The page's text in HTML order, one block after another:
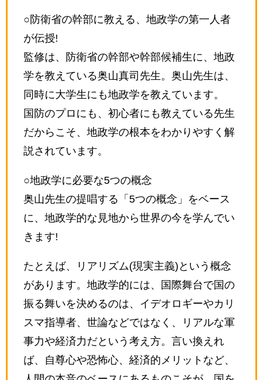
○防衛省の幹部に教える、地政学の第一人者
が伝授!
監修は、防衛省の幹部や幹部候補生に、地政
学を教えている奥山真司先生。奥山先生は、
同時に大学生にも地政学を教えています。
国防のプロにも、初心者にも教えている先生
だからこそ、地政学の根本をわかりやすく解
説されています。
○地政学に必要な5つの概念
奥山先生の提唱する「5つの概念」をベース
に、地政学的な見地から世界の今を学んでい
きます!
たとえば、リアリズム(現実主義)という概念
があります。地政学的には、国際舞台で国の
振る舞いを決めるのは、イデオロギーやカリ
スマ指導者、世論などではなく、リアルな軍
事力や経済力だという考え方。言い換えれ
ば、自尊心や恐怖心、経済的メリットなど、